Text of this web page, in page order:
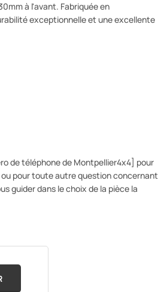
à l'avant. Fabriquée en
exceptionnelle et une excellente
de téléphone de Montpellier4x4] pour
pour toute autre question concernant
guider dans le choix de la pièce la